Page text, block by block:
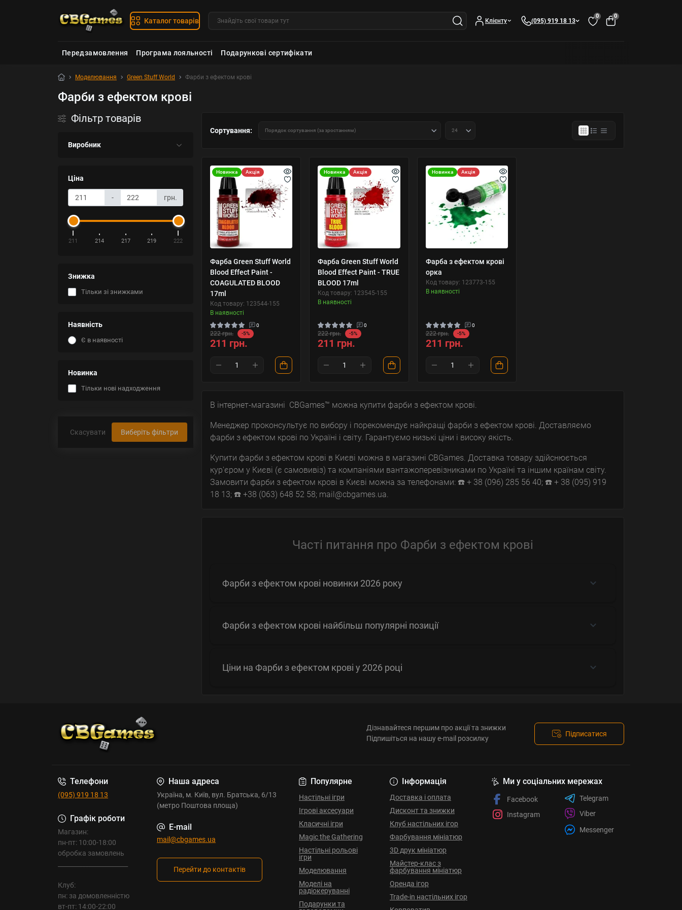
Каталог товарів Клієнту (095) 919 18 13
0 0
Передзамовлення Програма лояльності Подарункові сертифікати
Моделювання Green Stuff World Фарби з ефектом крові
Фарби з ефектом крові
Фільтр товарів
Виробник
Ціна
- грн.
211 214 217 219 222
Знижка
Тільки зі знижками
Наявність
Є в наявності
Новинка
Тільки нові надходження
Скасувати Виберіть фільтри
Сортування:
Новинка Акція
Фарба Green Stuff World
Blood Effect Paint -
COAGULATED BLOOD
17ml
Код товару: 123544-155
В наявності
0
222 грн. -5%
211 грн.
Новинка Акція
Фарба Green Stuff World
Blood Effect Paint - TRUE
BLOOD 17ml
Код товару: 123545-155
В наявності
0
222 грн. -5%
211 грн.
Новинка Акція
Фарба з ефектом крові
орка
Код товару: 123773-155
В наявності
0
222 грн. -5%
211 грн.
В інтернет-магазині CBGames™ можна купити фарби з ефектом крові.
Менеджер проконсультує по вибору і порекомендує найкращі фарби з ефектом крові. Доставляємо
фарби з ефектом крові по Україні і світу. Гарантуємо низькі ціни і високу якість.
Купити фарби з ефектом крові в Києві можна в магазині CBGames. Доставка товару здійснюється
кур'єром у Києві (є самовивіз) та компаніями вантажоперевізниками по Україні та іншим країнам світу.
Замовити фарби з ефектом крові в Києві можна за телефонами: ☎️ + 38 (096) 285 56 40; ☎️ + 38 (095) 919
18 13; ☎️ +38 (063) 648 52 58; mail@cbgames.ua.
Часті питання про Фарби з ефектом крові
Фарби з ефектом крові новинки 2026 року
Фарби з ефектом крові найбільш популярні позиції
Ціни на Фарби з ефектом крові у 2026 році
Дізнавайтеся першим про акції та знижки
Підпишіться на нашу e-mail розсилку
Підписатися
Телефони
(095) 919 18 13
Графік роботи
Магазин:
пн-пт: 10:00-18:00
обробка замовлень
Клуб:
пн: за домовленністю
вт-пт: 14:00-22:00
Наша адреса
Україна, м. Київ, вул. Братська, 6/13
(метро Поштова площа)
E-mail
mail@cbgames.ua
Перейти до контактів
Популярне
Настільні ігри
Ігрові аксесуари
Класичні ігри
Magic the Gathering
Настільні рольові
ігри
Моделювання
Моделі на
радіокеруванні
Подарунки та
Інформація
Доставка і оплата
Дисконт та знижки
Клуб настільних ігор
Фарбування мініатюр
3D друк мініатюр
Майстер-клас з
фарбування мініатюр
Оренда ігор
Trade-in настільних ігор
Ми у соціальних мережах
Facebook
Instagram
Telegram
Viber
Messenger